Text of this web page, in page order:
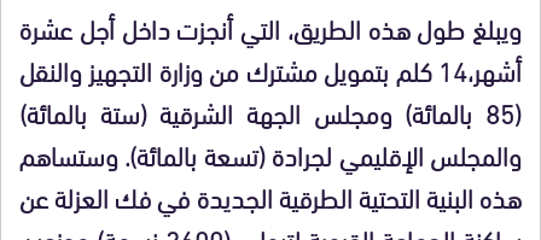
ويبلغ طول هذه الطريق، التي أنجزت داخل أجل عشرة
أشهر،14 كلم بتمويل مشترك من وزارة التجهيز والنقل
(85 بالمائة) ومجلس الجهة الشرقية (ستة بالمائة)
والمجلس الإقليمي لجرادة (تسعة بالمائة). وستساهم
هذه البنية التحتية الطرقية الجديدة في فك العزلة عن